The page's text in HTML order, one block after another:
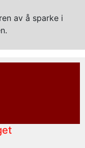
av å sparke i